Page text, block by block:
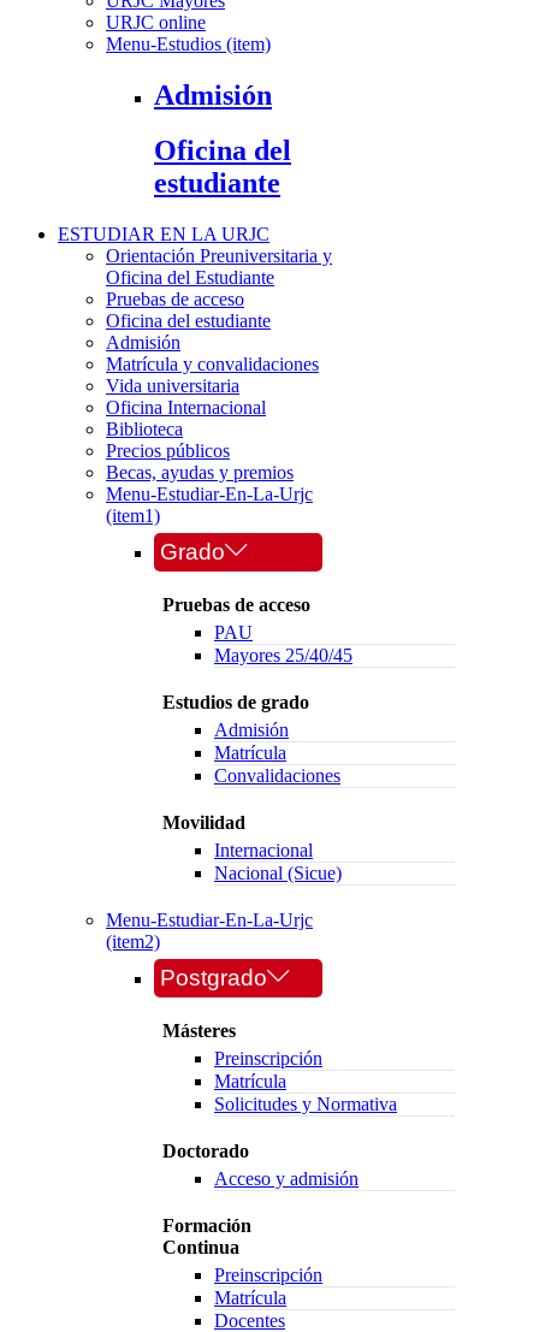
URJC online
Menu-Estudios (item)
Admisión
Oficina del
estudiante
ESTUDIAR EN LA URJC
Orientación Preuniversitaria y
Oficina del Estudiante
Pruebas de acceso
Oficina del estudiante
Admisión
Matrícula y convalidaciones
Vida universitaria
Oficina Internacional
Biblioteca
Precios públicos
Becas, ayudas y premios
Menu-Estudiar-En-La-Urjc
(item1)
Grado
Pruebas de acceso
PAU
Mayores 25/40/45
Estudios de grado
Admisión
Matrícula
Convalidaciones
Movilidad
Internacional
Nacional (Sicue)
Menu-Estudiar-En-La-Urjc
(item2)
Postgrado
Másteres
Preinscripción
Matrícula
Solicitudes y Normativa
Doctorado
Acceso y admisión
Formación
Continua
Preinscripción
Matrícula
Docentes